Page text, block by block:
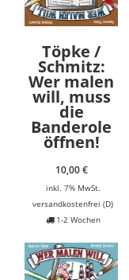
Töpke /
Schmitz:
Wer malen
will, muss
die
Banderole
öffnen!
10,00€
inkl. 7% MwSt.
versandkostenfrei (D)
1-2 Wochen